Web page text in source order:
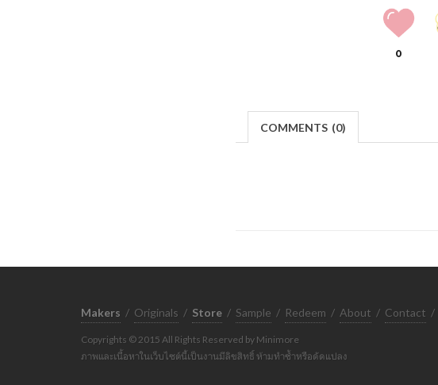
0
COMMENTS (0)
Makers / Originals / Store / Sample / Redeem / About / Contact /
Copyrights © 2015 All Rights Reserved by Minimore
ภาพและเนื้อหาในเว็บไซต์นี้เป็นงานมีลิขสิทธิ์ ห้ามทำซ้ำหรือดัดแปลง